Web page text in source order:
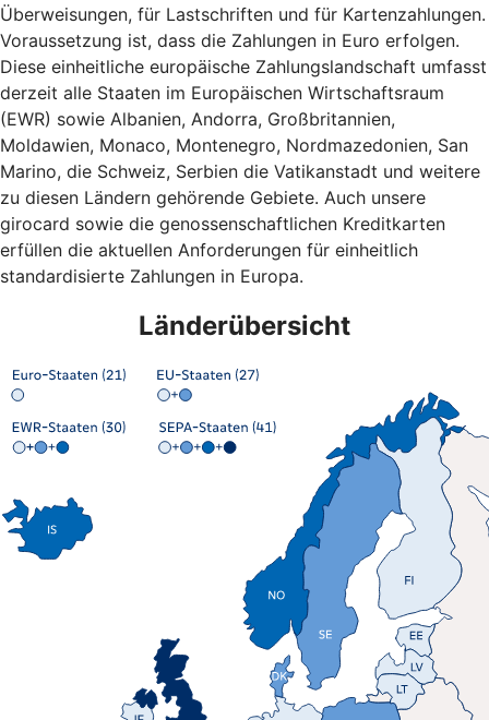
Überweisungen, für Lastschriften und für Kartenzahlungen.
Voraussetzung ist, dass die Zahlungen in Euro erfolgen.
Diese einheitliche europäische Zahlungslandschaft umfasst
derzeit alle Staaten im Europäischen Wirtschaftsraum
(EWR) sowie Albanien, Andorra, Großbritannien,
Moldawien, Monaco, Montenegro, Nordmazedonien, San
Marino, die Schweiz, Serbien die Vatikanstadt und weitere
zu diesen Ländern gehörende Gebiete. Auch unsere
girocard sowie die genossenschaftlichen Kreditkarten
erfüllen die aktuellen Anforderungen für einheitlich
standardisierte Zahlungen in Europa.
Länderübersicht